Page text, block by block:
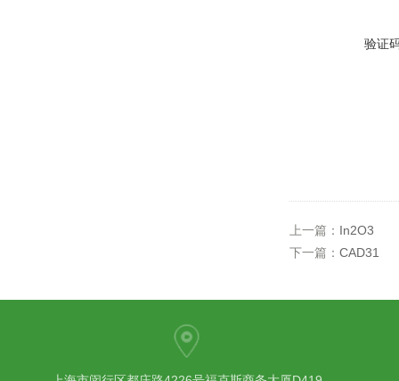
验证
上一篇： In2O3
下一篇： CAD31